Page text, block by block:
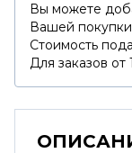
Вы можете
Вашей
Стоимость
Для заказов